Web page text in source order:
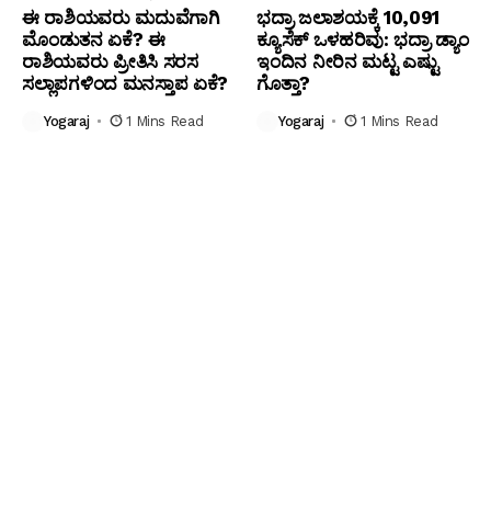
ಈ ರಾಶಿಯವರು ಮದುವೆಗಾಗಿ
ಮೊಂಡುತನ ಏಕೆ? ಈ
ರಾಶಿಯವರು ಪ್ರೀತಿಸಿ ಸರಸ
ಸಲ್ಲಾಪಗಳಿಂದ ಮನಸ್ತಾಪ ಏಕೆ?
Yogaraj 1 Mins Read
ಭದ್ರಾ ಜಲಾಶಯಕ್ಕೆ 10,091
ಕ್ಯೂಸೆಕ್ ಒಳಹರಿವು: ಭದ್ರಾ ಡ್ಯಾಂ
ಇಂದಿನ ನೀರಿನ ಮಟ್ಟ ಎಷ್ಟು
ಗೊತ್ತಾ?
Yogaraj 1 Mins Read